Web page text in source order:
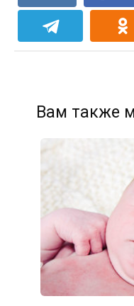
Вам также